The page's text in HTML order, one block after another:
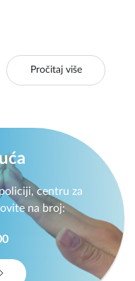
Pročitaj više
centru za
na broj: